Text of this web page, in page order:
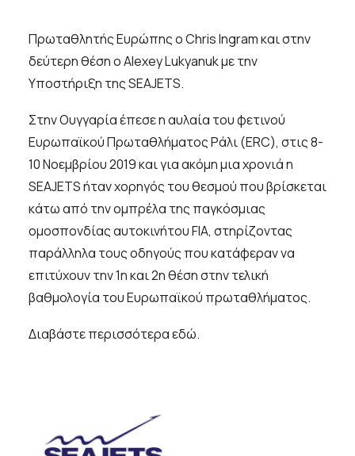
Πρωταθλητής Ευρώπης ο Chris Ingram και στην
δεύτερη θέση o Alexey Lukyanuk με την
Υποστήριξη της SEAJETS.
Στην Ουγγαρία έπεσε η αυλαία του φετινού
Ευρωπαϊκού Πρωταθλήματος Ράλι (ERC), στις 8-
10 Νοεμβρίου 2019 και για ακόμη μια χρονιά η
SEAJETS ήταν χορηγός του θεσμού που βρίσκεται
κάτω από την ομπρέλα της παγκόσμιας
ομοσπονδίας αυτοκινήτου FIA, στηρίζοντας
παράλληλα τους οδηγούς που κατάφεραν να
επιτύχουν την 1η και 2η θέση στην τελική
βαθμολογία του Ευρωπαϊκού πρωταθλήματος.
Διαβάστε περισσότεραεδώ.